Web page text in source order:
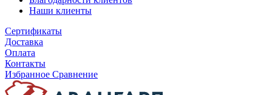
Наши клиенты
Сертификаты
Доставка
Оплата
Контакты
Избранное Сравнение